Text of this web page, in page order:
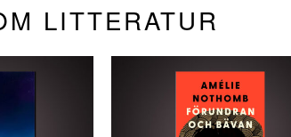
LITTERATUR